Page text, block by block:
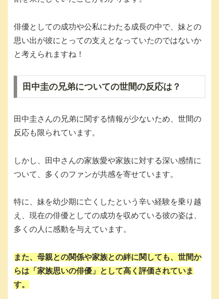
俳優としての成功や公私にわたる成長の中で、妹との
思い出が彼にとっての支えとなっていたのではないか
と考えられますね！
田中圭の兄弟についての世間の反応は？
田中圭さんの兄弟に関する情報が少ないため、世間の
反応も限られています。
しかし、田中さんの家族愛や家族に対する深い感情に
ついて、多くのファンが共感を寄せています。
特に、妹を幼少期に亡くしたという辛い経験を乗り越
え、現在の俳優としての成功を収めている彼の姿は、
多くの人に感動を与えています。
また、母親との関係や家族との絆に関しても、世間か
らは「家族思いの俳優」として高く評価されていま
す。